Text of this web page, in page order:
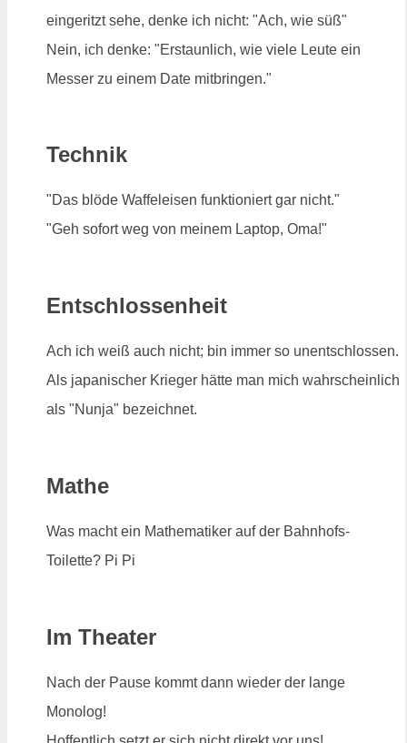
eingeritzt sehe, denke ich nicht: "Ach, wie süß"
Nein, ich denke: "Erstaunlich, wie viele Leute ein
Messer zu einem Date mitbringen."
Technik
"Das blöde Waffeleisen funktioniert gar nicht."
"Geh sofort weg von meinem Laptop, Oma!"
Entschlossenheit
Ach ich weiß auch nicht; bin immer so unentschlossen.
Als japanischer Krieger hätte man mich wahrscheinlich
als "Nunja" bezeichnet.
Mathe
Was macht ein Mathematiker auf der Bahnhofs-
Toilette? Pi Pi
Im Theater
Nach der Pause kommt dann wieder der lange
Monolog!